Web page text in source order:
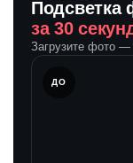
Подсветка
за 30
Загрузите фото —
ДО